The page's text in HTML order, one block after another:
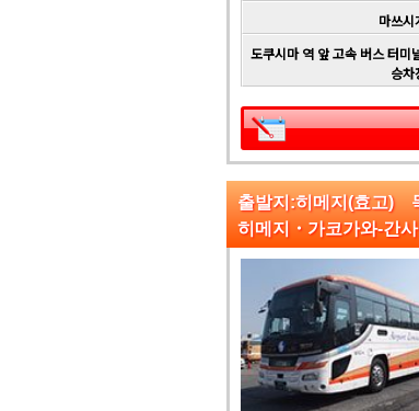
마쓰시
도쿠시마 역 앞 고속 버스 터미
승차
출발지:히메지(효고)
히메지・가코가와-간